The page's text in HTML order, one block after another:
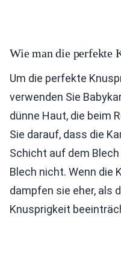
Wie man die perfekte
Um die perfekte
verwenden Sie
dünne Haut, die beim
Sie darauf, dass die
Schicht auf dem Blech
Blech nicht. Wenn die
dampfen sie eher, als
Knusprigkeit